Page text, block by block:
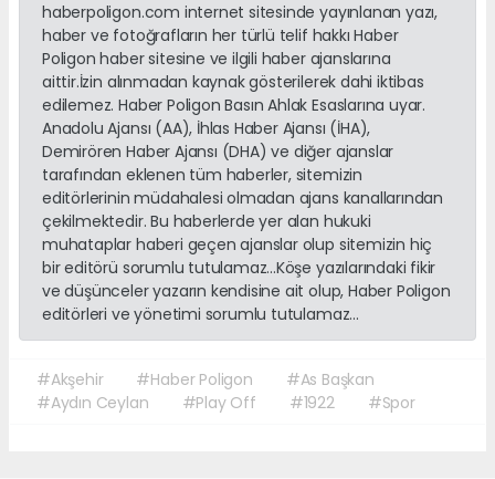
haberpoligon.com internet sitesinde yayınlanan yazı,
haber ve fotoğrafların her türlü telif hakkı Haber
Poligon haber sitesine ve ilgili haber ajanslarına
aittir.İzin alınmadan kaynak gösterilerek dahi iktibas
edilemez. Haber Poligon Basın Ahlak Esaslarına uyar.
Anadolu Ajansı (AA), İhlas Haber Ajansı (İHA),
Demirören Haber Ajansı (DHA) ve diğer ajanslar
tarafından eklenen tüm haberler, sitemizin
editörlerinin müdahalesi olmadan ajans kanallarından
çekilmektedir. Bu haberlerde yer alan hukuki
muhataplar haberi geçen ajanslar olup sitemizin hiç
bir editörü sorumlu tutulamaz...Köşe yazılarındaki fikir
ve düşünceler yazarın kendisine ait olup, Haber Poligon
editörleri ve yönetimi sorumlu tutulamaz...
#Akşehir #Haber Poligon
#As Başkan
#Aydın Ceylan
#Play Off #1922 #Spor